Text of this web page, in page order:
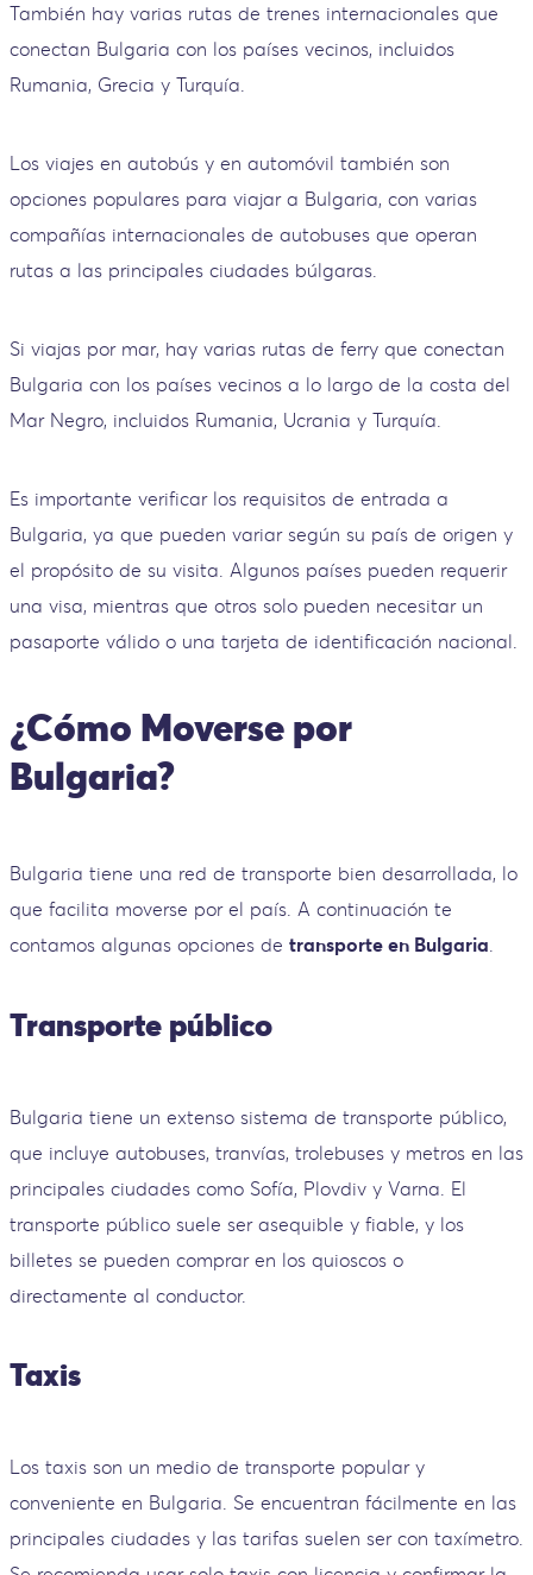
También hay varias rutas de trenes internacionales que
conectan Bulgaria con los países vecinos, incluidos
Rumania, Grecia y Turquía.
Los viajes en autobús y en automóvil también son
opciones populares para viajar a Bulgaria, con varias
compañías internacionales de autobuses que operan
rutas a las principales ciudades búlgaras.
Si viajas por mar, hay varias rutas de ferry que conectan
Bulgaria con los países vecinos a lo largo de la costa del
Mar Negro, incluidos Rumania, Ucrania y Turquía.
Es importante verificar los requisitos de entrada a
Bulgaria, ya que pueden variar según su país de origen y
el propósito de su visita. Algunos países pueden requerir
una visa, mientras que otros solo pueden necesitar un
pasaporte válido o una tarjeta de identificación nacional.
¿Cómo Moverse por
Bulgaria?
Bulgaria tiene una red de transporte bien desarrollada, lo
que facilita moverse por el país. A continuación te
contamos algunas opciones de transporte en Bulgaria.
Transporte público
Bulgaria tiene un extenso sistema de transporte público,
que incluye autobuses, tranvías, trolebuses y metros en las
principales ciudades como Sofía, Plovdiv y Varna. El
transporte público suele ser asequible y fiable, y los
billetes se pueden comprar en los quioscos o
directamente al conductor.
Taxis
Los taxis son un medio de transporte popular y
conveniente en Bulgaria. Se encuentran fácilmente en las
principales ciudades y las tarifas suelen ser con taxímetro.